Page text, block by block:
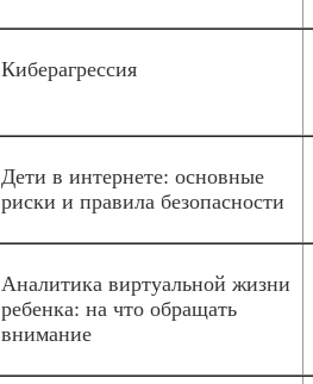
Киберагрессия
Дети в интернете: основные
риски и правила безопасности
Аналитика виртуальной жизни
ребенка: на что обращать
внимание